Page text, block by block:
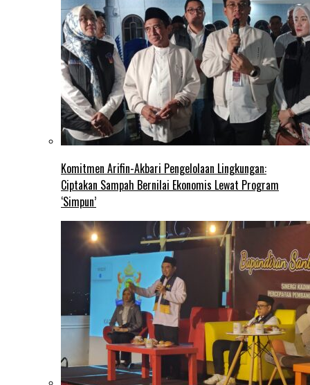
Komitmen Arifin-Akbari Pengelolaan Lingkungan:
Ciptakan Sampah Bernilai Ekonomis Lewat Program
‘Simpun’